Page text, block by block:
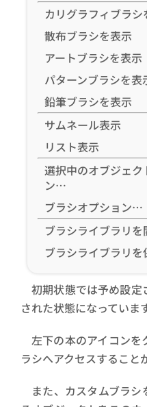
カリグラフィブラシ
散布ブラシを表示
アートブラシを表示
パターンブラシを表
鉛筆ブラシを表示
サムネール表示
リスト表示
選択中のオブジェク
ン…
ブラシオプション…
ブラシライブラリを
ブラシライブラリ
初期状態では予め設
された状態になっています
左下の本のアイコン
ラシへアクセスすること
また、カスタムブラ